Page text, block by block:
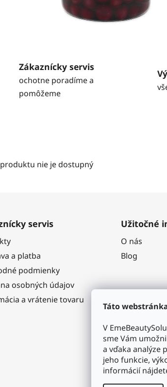
Táto
V
sme Vám
a vďaka analýze
jeho funkcie,
informácií
Zákaznícky servis
ochotne poradíme a
pomôžeme
nie je dostupný
servis
a platba
podmienky
osobných údajov
a vrátenie tovaru
Užitočné
O nás
Blog